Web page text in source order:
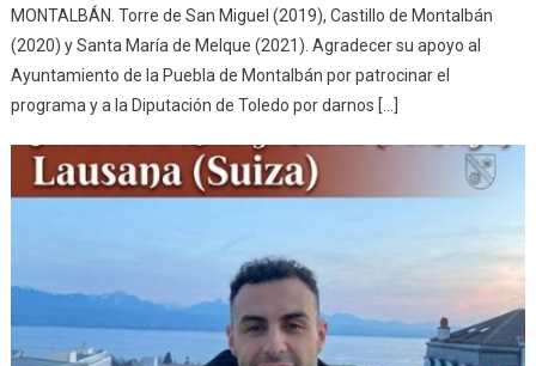
MONTALBÁN. Torre de San Miguel (2019), Castillo de Montalbán
(2020) y Santa María de Melque (2021). Agradecer su apoyo al
Ayuntamiento de la Puebla de Montalbán por patrocinar el
programa y a la Diputación de Toledo por darnos […]